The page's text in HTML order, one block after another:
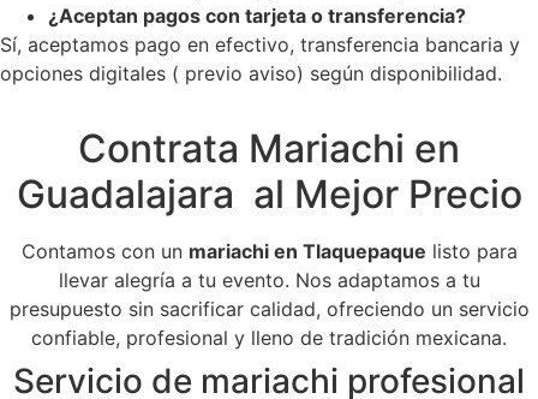
¿Aceptan pagos con tarjeta o transferencia?
Sí, aceptamos pago en efectivo, transferencia bancaria y
opciones digitales ( previo aviso) según disponibilidad.
Contrata Mariachi en
Guadalajara al Mejor Precio
Contamos con un mariachi en Tlaquepaque listo para
llevar alegría a tu evento. Nos adaptamos a tu
presupuesto sin sacrificar calidad, ofreciendo un servicio
confiable, profesional y lleno de tradición mexicana.
Servicio de mariachi profesional